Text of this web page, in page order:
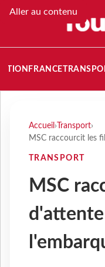
Aller au contenu
FRANCE
Accueil › Transport›
MSC raccourcit les
TRANSPORT
MSC